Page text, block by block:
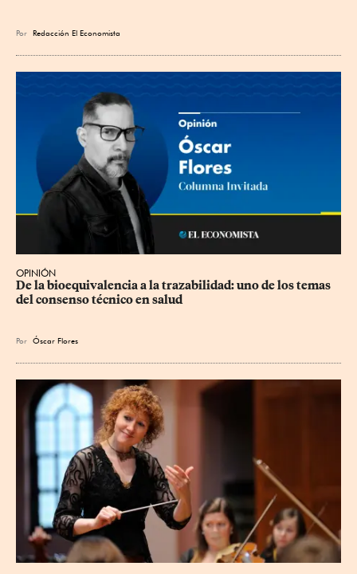
Por Redacción El Economista
OPINIÓN
De la bioequivalencia a la trazabilidad: uno de los temas
del consenso técnico en salud
Por Óscar Flores